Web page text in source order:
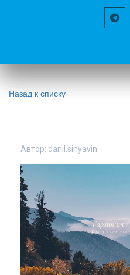
Назад к списку
Автор: danil.sinyavin